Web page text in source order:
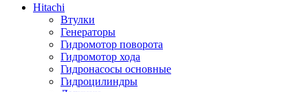
Hitachi
Втулки
Генераторы
Гидромотор поворота
Гидромотор хода
Гидронасосы основные
Гидроцилиндры